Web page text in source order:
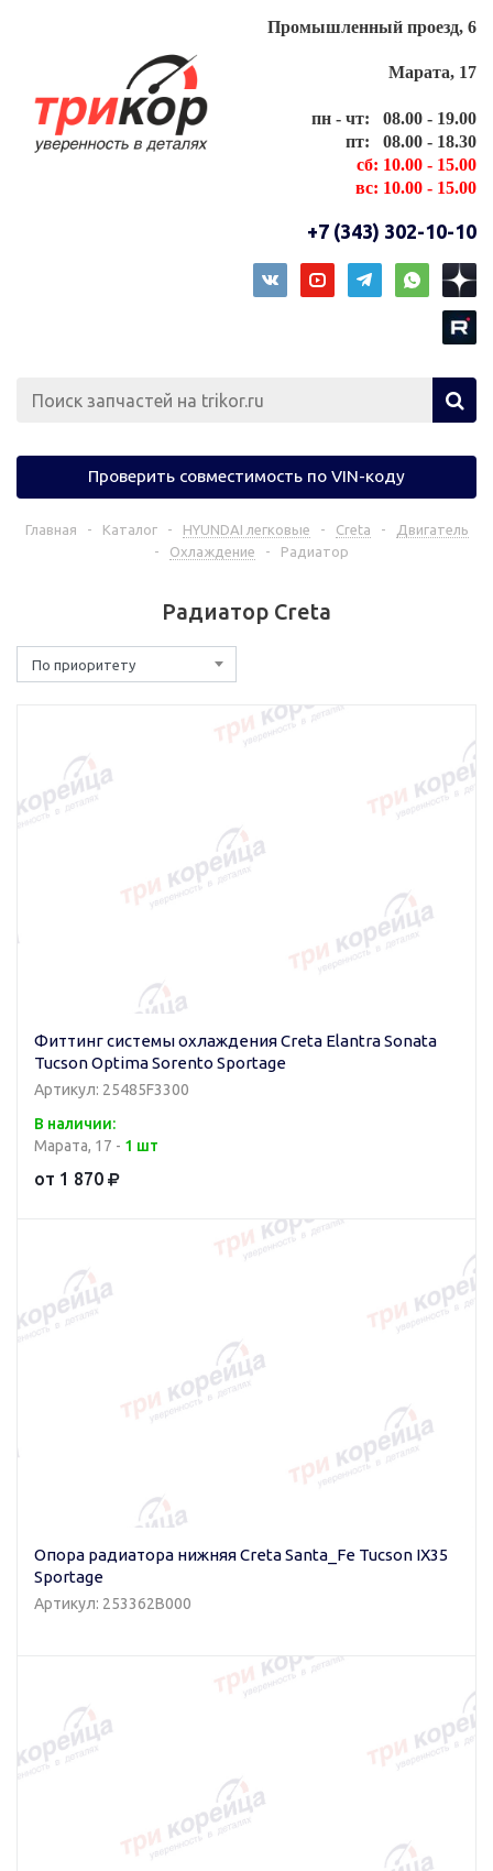
Промышленный проезд, 6
Марата, 17
пн - чт: 08.00 - 19.00
пт: 08.00 - 18.30
сб: 10.00 - 15.00
вс: 10.00 - 15.00
+7 (343) 302-10-10
Проверить совместимость по VIN-коду
Главная - Каталог - HYUNDAI легковые - Creta -
Двигатель
-
Охлаждение - Радиатор
Радиатор Creta
По приоритету
Фиттинг системы охлаждения Creta Elantra Sonata
Tucson Optima Sorento Sportage
Артикул: 25485F3300
В наличии:
Марата, 17 - 1 шт
от 1 870
Опора радиатора нижняя Creta Santa_Fe Tucson IX35
Sportage
Артикул: 253362B000